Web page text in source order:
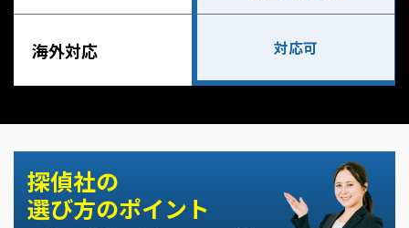
海外対応 対応可
探偵社の
選び方のポイント